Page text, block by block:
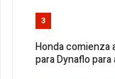
3
Honda comienza
para Dynaflo